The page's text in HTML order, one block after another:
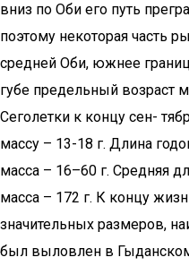
вниз по Оби его путь
поэтому некоторая часть
средней Оби, южнее
губе предельный возраст
Сеголетки к концу сен-
массу – 13-18 г. Длина
масса – 16–60 г. Средняя
масса – 172 г. К концу
значительных размеров,
был выловлен в